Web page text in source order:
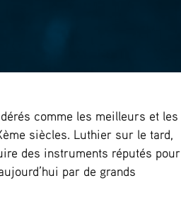
comme les meilleurs et les
siècles. Luthier sur le tard,
des instruments réputés pour
par de grands